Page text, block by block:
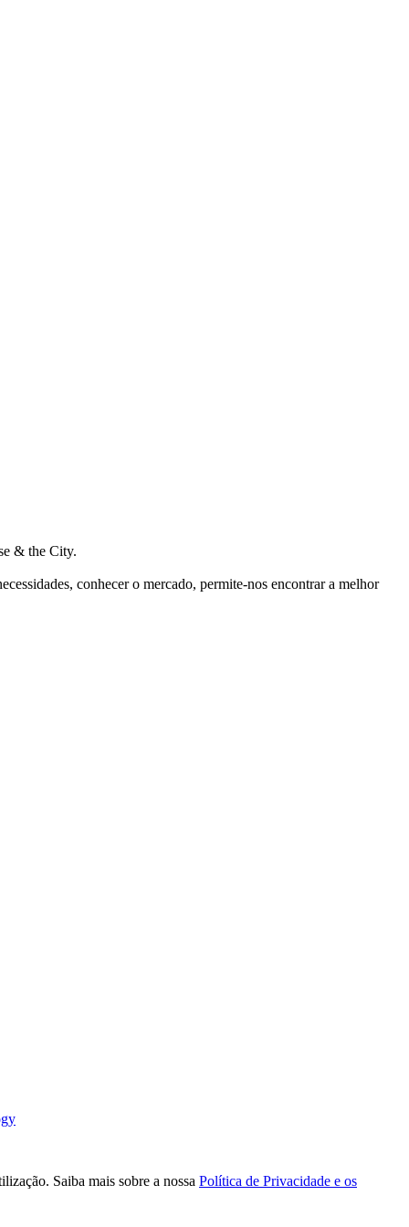
& the City.
conhecer o mercado, permite-nos encontrar a melhor
Saiba mais sobre a nossa Política de Privacidade e os